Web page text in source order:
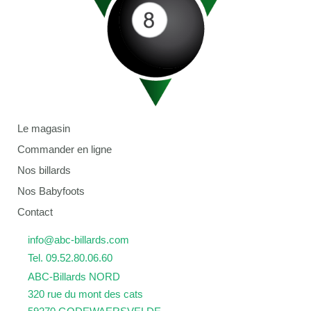
Le magasin
Commander en ligne
Nos billards
Nos Babyfoots
Contact
info@abc-billards.com
Tel. 09.52.80.06.60
ABC-Billards NORD
320 rue du mont des cats